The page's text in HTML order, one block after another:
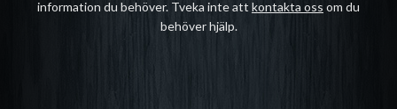
information du behöver. Tveka inte att kontakta oss om du
behöver hjälp.